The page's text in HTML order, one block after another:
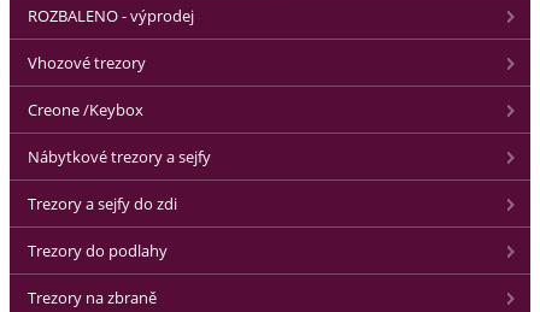
ROZBALENO - výprodej
Vhozové trezory
Creone /Keybox
Nábytkové trezory a sejfy
Trezory a sejfy do zdi
Trezory do podlahy
Trezory na zbraně